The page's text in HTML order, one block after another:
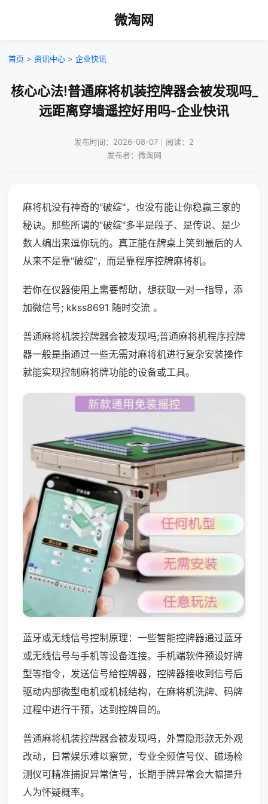
微淘网
首页 > 资讯中心 > 企业快讯
核心心法!普通麻将机装控牌器会被发现吗_
远距离穿墙遥控好用吗-企业快讯
发布时间：2026-08-07｜阅读：2
发布者：微淘网
麻将机没有神奇的"破绽"，也没有能让你稳赢三家的
秘诀。那些所谓的"破绽"多半是段子、是传说、是少
数人编出来逗你玩的。真正能在牌桌上笑到最后的人
从来不是靠"破绽"，而是靠程序控牌麻将机。
若你在仪器使用上需要帮助，想获取一对一指导，添
加微信号; kkss8691 随时交流 。
普通麻将机装控牌器会被发现吗;普通麻将机程序控牌
器一般是指通过一些无需对麻将机进行复杂安装操作
就能实现控制麻将牌功能的设备或工具。
蓝牙或无线信号控制原理：一些智能控牌器通过蓝牙
或无线信号与手机等设备连接。手机端软件预设好牌
型等指令，发送信号给控牌器，控牌器接收到信号后
驱动内部微型电机或机械结构，在麻将机洗牌、码牌
过程中进行干预，达到控牌目的。
普通麻将机装控牌器会被发现吗，外置隐形款无外观
改动，日常娱乐难以察觉，专业全频信号仪、磁场检
测仪可精准捕捉异常信号，长期手牌异常会大幅提升
人为怀疑概率。